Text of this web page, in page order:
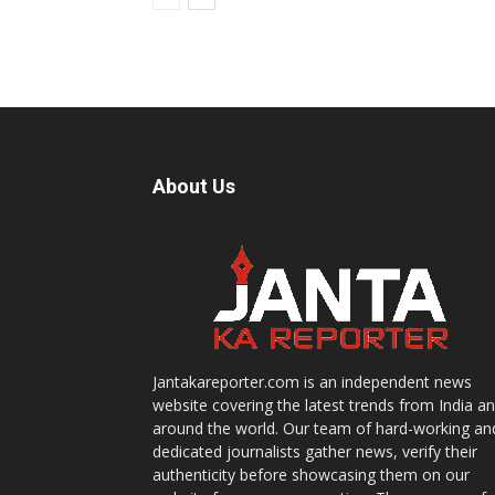
About Us
Jantakareporter.com is an independent news
website covering the latest trends from India
around the world. Our team of hard-working
dedicated journalists gather news, verify their
authenticity before showcasing them on our